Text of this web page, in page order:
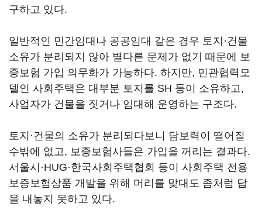
구하고 있다.
일반적인 민간임대나 공공임대 같은 경우 토지·건물
소유가 분리되지 않아 별다른 문제가 없기 때문에 보
증보험 가입 의무화가 가능하다. 하지만, 민관협력모
델인 사회주택은 대부분 토지를 SH 등이 소유하고,
사업자가 건물을 짓거나 임대해 운영하는 구조다.
토지·건물의 소유가 분리되다보니 담보력이 떨어질
수밖에 없고, 보증보험사들은 가입을 꺼리는 결과다.
서울시·HUG·한국사회주택협회 등이 사회주택 전용
보증보험상품 개발을 위해 머리를 맞대도 좀처럼 답
을 내놓지 못하고 있다.